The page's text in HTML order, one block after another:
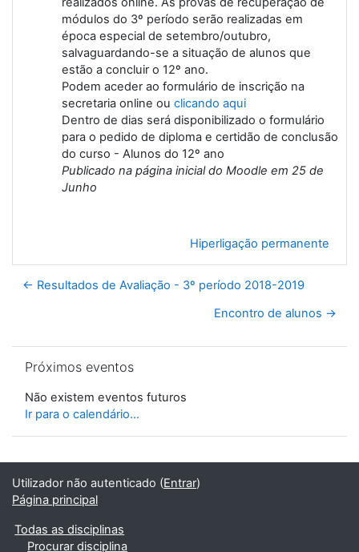
módulos do 3º período serão realizadas em
época especial de setembro/outubro,
salvaguardando-se a situação de alunos que
estão a concluir o 12º ano.
Podem aceder ao formulário de inscrição na
secretaria online ou clicando aqui
Dentro de dias será disponibilizado o formulário
para o pedido de diploma e certidão de conclusão
do curso - Alunos do 12º ano
Publicado na página inicial do Moodle em 25 de
Junho
Hiperligação permanente
← Resultados de Avaliação - 3º período 2018-2019
Encontro de alunos →
Próximos eventos
Não existem eventos futuros
Ir para o calendário...
Utilizador não autenticado (Entrar)
Página principal
Todas as disciplinas
Procurar disciplina